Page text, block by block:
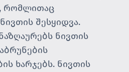
რომლითაც
შესყიდვა.
ნივთის
ხარჯებს. ნივთის